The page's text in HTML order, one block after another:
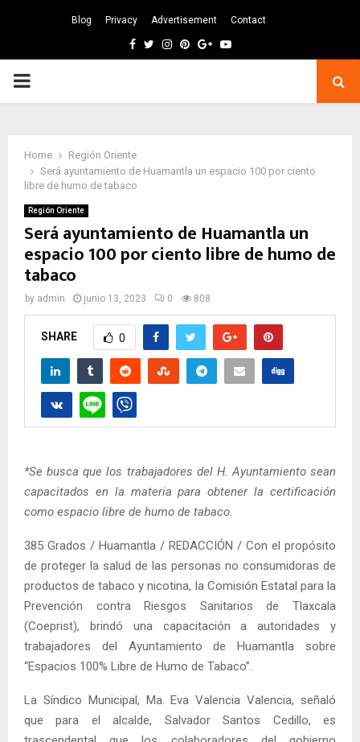
Blog Privacy Advertisement Contact
Facebook
TwitterInstagram
Pinterest
GoogleYoutube
PRIMARY
Home
Región Oriente
Será ayuntamiento de Huamantla un espacio 100 por ciento
libre de humo de tabaco
Región Oriente
Será ayuntamiento de Huamantla un
espacio 100 por ciento libre de humo de
tabaco
by admin junio 13, 2023 0 808
SHARE 0
*Se busca que los trabajadores del H. Ayuntamiento sean
capacitados en la materia para obtener la certificación
como espacio libre de humo de tabaco.
385 Grados / Huamantla / REDACCIÓN / Con el propósito
de proteger la salud de las personas no consumidoras de
productos de tabaco y nicotina, la Comisión Estatal para la
Prevención contra Riesgos Sanitarios de Tlaxcala
(Coeprist), brindó una capacitación a autoridades y
trabajadores del Ayuntamiento de Huamantla sobre
“Espacios 100% Libre de Humo de Tabaco”.
La Síndico Municipal, Ma. Eva Valencia Valencia, señaló
que para el alcalde, Salvador Santos Cedillo, es